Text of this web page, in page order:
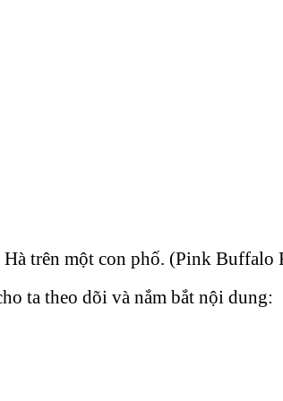
trên một con phố. (Pink Buffalo
ta theo dõi và nắm bắt nội dung: